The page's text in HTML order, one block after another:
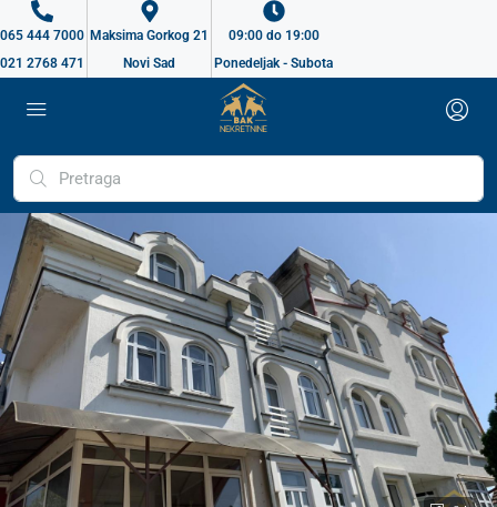
065 444 7000
021 2768 471
Maksima Gorkog 21
Novi Sad
09:00 do 19:00
Ponedeljak - Subota